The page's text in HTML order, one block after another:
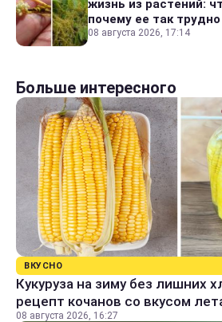
жизнь из растений:
почему ее так
08 августа 2026, 17:14
Больше интересного
ВКУСНО
Кукуруза на зиму без лишних
рецепт кочанов со вкусом
08 августа 2026, 16:27